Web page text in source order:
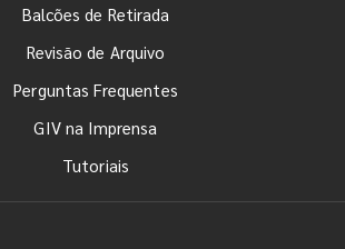
Balcões de Retirada
Revisão de Arquivo
Perguntas Frequentes
GIV na Imprensa
Tutoriais